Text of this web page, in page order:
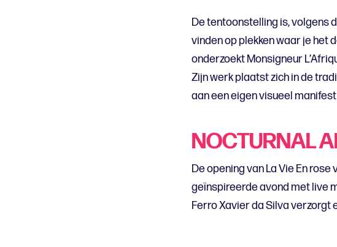
De tentoonstelling is, volgens
vinden op plekken waar je het
onderzoekt Monsigneur
Zijn werk plaatst zich in de
aan een eigen visueel
NOCTURNAL
De opening van La Vie En rose
geïnspireerde avond met live
Ferro Xavier da Silva verzorgt